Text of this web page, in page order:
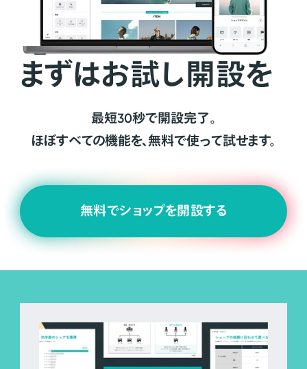
まずはお試し開設を
最短30秒で開設完了。
ほぼすべての機能を、無料で使って試せます。
無料でショップを開設する